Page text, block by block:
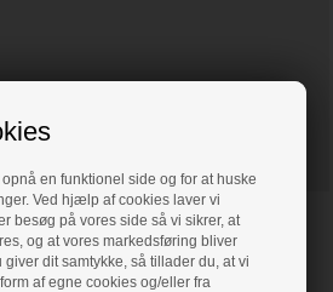
en funktionel side og for at huske
Ved hjælp af cookies laver vi
besøg på vores side så vi sikrer, at
og at vores markedsføring bliver
dit samtykke, så tillader du, at vi
af egne cookies og/eller fra